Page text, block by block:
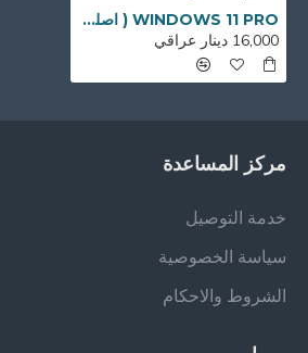
WINDOWS 11 PRO ( اصلي ) فلاش
16,000 دينار عراقي
مركز المساعدة
خدمة التوصيل
سياسة الخصوصية
الشروط والاحكام